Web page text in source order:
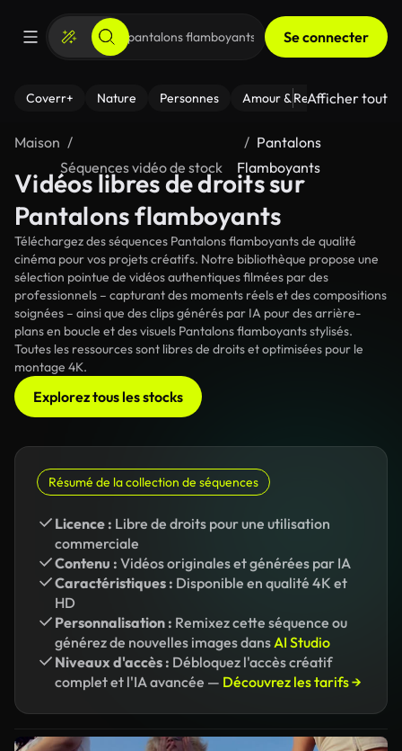
Se connecter
Coverr+ Nature Personnes Amour & Relations Le
Afficher tout
Maison
Séquences vidéo de stock
Pantalons
Flamboyants
Vidéos libres de droits sur
Pantalons flamboyants
Téléchargez des séquences Pantalons flamboyants de qualité
cinéma pour vos projets créatifs. Notre bibliothèque propose une
sélection pointue de vidéos authentiques filmées par des
professionnels – capturant des moments réels et des compositions
soignées – ainsi que des clips générés par IA pour des arrière-
plans en boucle et des visuels Pantalons flamboyants stylisés.
Toutes les ressources sont libres de droits et optimisées pour le
montage 4K.
Explorez tous les stocks
Résumé de la collection de séquences
Licence : Libre de droits pour une utilisation
commerciale
Contenu : Vidéos originales et générées par IA
Caractéristiques : Disponible en qualité 4K et
HD
Personnalisation : Remixez cette séquence ou
générez de nouvelles images dansAI Studio
Niveaux d'accès : Débloquez l'accès créatif
complet et l'IA avancée — Découvrez les tarifs →